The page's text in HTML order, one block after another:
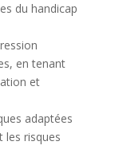
du handicap
en tenant
et
adaptées
les risques